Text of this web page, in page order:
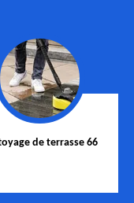
de terrasse 66